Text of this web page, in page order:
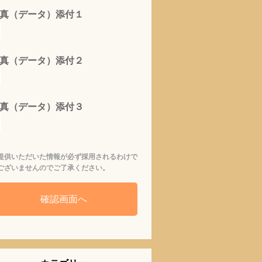
（データ）添付１
（データ）添付２
（データ）添付３
供いただいた情報が必ず採用されるわけで
ざいませんのでご了承ください。